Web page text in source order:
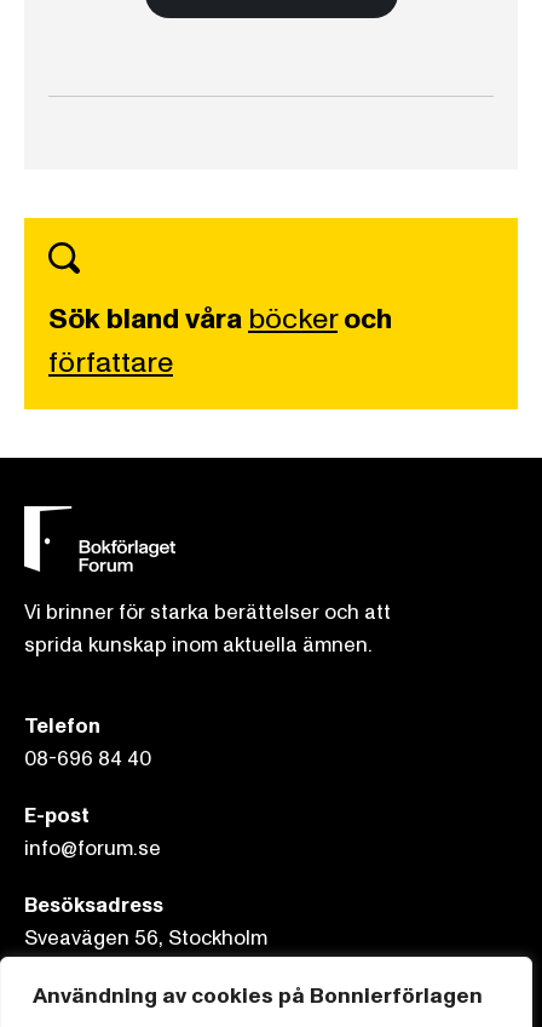
Användning av cookies på Bonnierförlagen
Sök bland våra böckeroch
författare
Vi brinner för starka berättelser och att
sprida kunskap inom aktuella ämnen.
Telefon
08-696 84 40
E-post
info@forum.se
Besöksadress
Sveavägen 56, Stockholm
Postadress